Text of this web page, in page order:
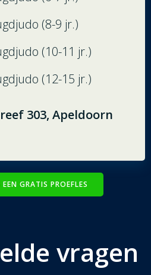
(8-9 jr.)
(10-11 jr.)
(12-15 jr.)
303, Apeldoorn
GRATIS PROEFLES
vragen